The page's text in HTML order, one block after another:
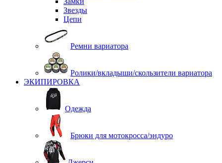
Звезды
Цепи
Ремни вариатора
Ролики/вкладыши/скользители вариатора
ЭКИПИРОВКА
Одежда
Брюки для мотокросса/эндуро